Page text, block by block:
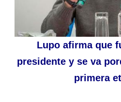
Lupo afirma que
presidente y se va
primera